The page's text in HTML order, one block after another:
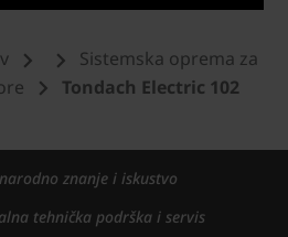
Sistemska oprema za
Tondach Electric 102
znanje i iskustvo
tehnička podrška i servis